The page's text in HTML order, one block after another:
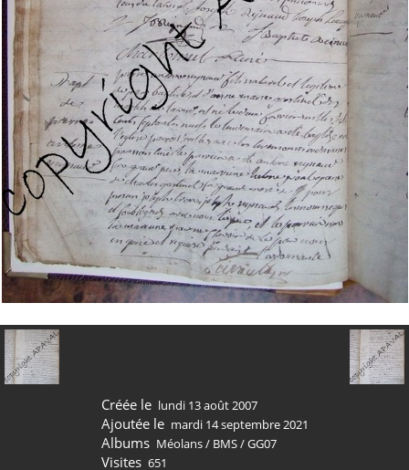
Créée le lundi 13 août 2007
Ajoutée le mardi 14 septembre 2021
Albums Méolans/ BMS/GG07
Visites 651